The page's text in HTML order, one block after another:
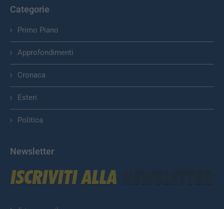
Categorie
Primo Piano
Approfondimenti
Cronaca
Esteri
Politica
Newsletter